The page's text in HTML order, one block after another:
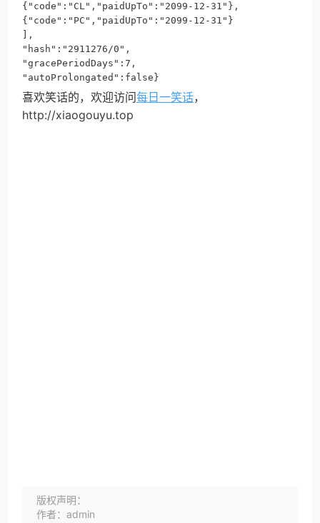
{"code":"CL","paidUpTo":"2099-12-31"},
{"code":"PC","paidUpTo":"2099-12-31"}
],
"hash":"2911276/0",
"gracePeriodDays":7,
"autoProlongated":false}
喜欢笑话的，欢迎访问每日一笑话，
http://xiaogouyu.top
版权声明：
作者：admin